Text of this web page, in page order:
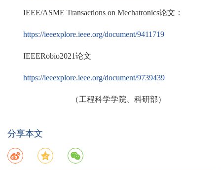
IEEE/ASME Transactions on Mechatronics论文：
https://ieeexplore.ieee.org/document/9411719
IEEERobio2021论文
https://ieeexplore.ieee.org/document/9739439
（工程科学学院、科研部）
分享本文